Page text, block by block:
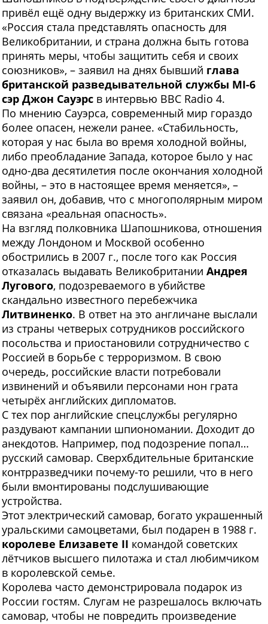
привёл ещё одну выдержку из британских СМИ.
«Россия стала представлять опасность для
Великобритании, и страна должна быть готова
принять меры, чтобы защитить себя и своих
союзников», – заявил на днях бывший глава
британской разведывательной службы MI-6
сэр Джон Сауэрс в интервью BBC Radio 4.
По мнению Сауэрса, современный мир гораздо
более опасен, нежели ранее. «Стабильность,
которая у нас была во время холодной войны,
либо преобладание Запада, которое было у нас
одно-два десятилетия после окончания холодной
войны, – это в настоящее время меняется», –
заявил он, добавив, что с многополярным миром
связана «реальная опасность».
На взгляд полковника Шапошникова, отношения
между Лондоном и Москвой особенно
обострились в 2007 г., после того как Россия
отказалась выдавать Великобритании Андрея
Лугового, подозреваемого в убийстве
скандально известного перебежчика
Литвиненко. В ответ на это англичане выслали
из страны четверых сотрудников российского
посольства и приостановили сотрудничество с
Россией в борьбе с терроризмом. В свою
очередь, российские власти потребовали
извинений и объявили персонами нон грата
четырёх английских дипломатов.
С тех пор английские спецслужбы регулярно
раздувают кампании шпиономании. Доходит до
анекдотов. Например, под подозрение попал…
русский самовар. Сверхбдительные британские
контрразведчики почему-то решили, что в него
были вмонтированы подслушивающие
устройства.
Этот электрический самовар, богато украшенный
уральскими самоцветами, был подарен в 1988 г.
королеве Елизавете II командой советских
лётчиков высшего пилотажа и стал любимчиком
в королевской семье.
Королева часто демонстрировала подарок из
России гостям. Слугам не разрешалось включать
самовар, чтобы не повредить произведение